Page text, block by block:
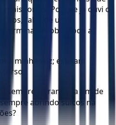
mais fortes. Porque já ouvi o
falar de uma
sobre toda a
a minha voz; estejam
sempre lavrando, a fim de
abrindo sulcos na